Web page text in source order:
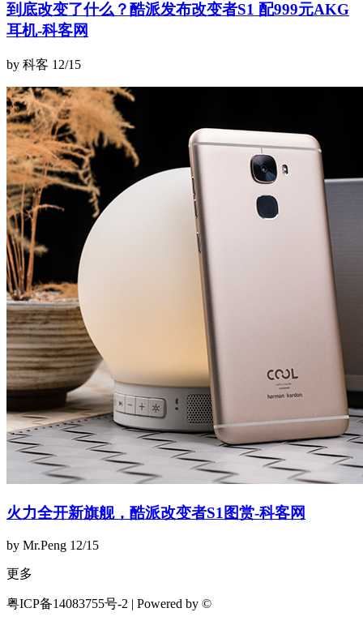
到底改变了什么？酷派发布改变者S1 配999元AKG
耳机-科客网
by 科客 12/15
火力全开新旗舰，酷派改变者S1图赏-科客网
by Mr.Peng 12/15
更多
粤ICP备14083755号-2 | Powered by ©